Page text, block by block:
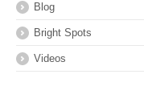
Blog
Bright Spots
Videos